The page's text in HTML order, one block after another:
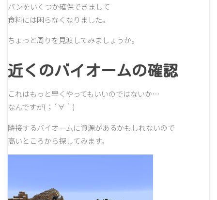
パンをいくつか確保できまして
食料には困らなくなりました。
ちょっと周りを見渡してみましょうか。
近くのバイオームの確認
これはもっと早くやってもいいのではないか…
なんですが(；´∀｀)
隣接するバイオームに資源があるかもしれないので
高いところから探してみます。